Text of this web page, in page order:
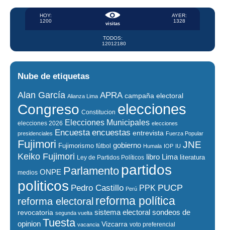
visitas
HOY:
1200
AYER:
1328
TODOS:
12012180
Nube de etiquetas
Alan García Alianza Lima APRA campaña electoral
Congreso Constitucion elecciones
elecciones 2026 Elecciones Municipales elecciones
presidenciales
Encuesta encuestas entrevista Fuerza Popular
Fujimori Fujimorismo fútbol gobierno Humala IOP IU JNE
Keiko Fujimori Ley de Partidos Políticos libro Lima literatura
medios ONPE Parlamento partidos
politicos Pedro Castillo Perú PPK PUCP
reforma electoral reforma política
revocatoria segunda vuelta sistema electoral sondeos de
opinion Tuesta vacancia Vizcarra voto preferencial